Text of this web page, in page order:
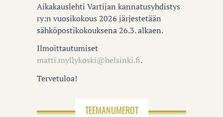
Aikakauslehti Vartijan kannatusyhdistys
ry:n vuosikokous 2026 järjestetään
sähköpostikokouksena 26.3. alkaen.
Ilmoittautumiset
matti.myllykoski@helsinki.fi.
Tervetuloa!
TEEMANUMEROT